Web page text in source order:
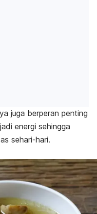
juga berperan penting
energi sehingga
sehari-hari.